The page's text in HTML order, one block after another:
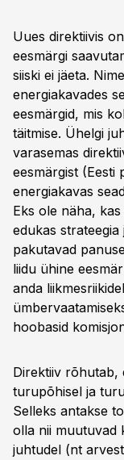
Uues direktiivis
eesmärgi
siiski ei jäeta.
energiakavades
eesmärgid, mis
täitmise. Ühelgi
varasemas
eesmärgist (Eesti
energiakavas
Eks ole näha,
edukas
pakutavad
liidu ühine
anda
hoobasid
Direktiiv rõhutab,
turupõhisel ja
Selleks antakse
olla nii muutuvad
juhtudel (nt